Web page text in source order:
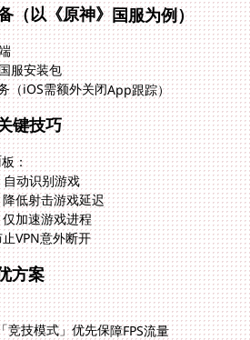
（以《原神》国服为例）
服安装包
iOS需额外关闭App跟踪）
键技巧
：
动识别游戏
低射击游戏延迟
加速游戏进程
VPN意外断开
方案
竞技模式」优先保障FPS流量